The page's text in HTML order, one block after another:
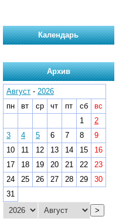
Календарь
Архив
Август - 2026
пн
вт ср чт пт сб
вс
1
2
3
4 5 6 7 8
9
10
11 12 13 14 15
16
17
18 19 20 21 22
23
24
25 26 27 28 29
30
31
>